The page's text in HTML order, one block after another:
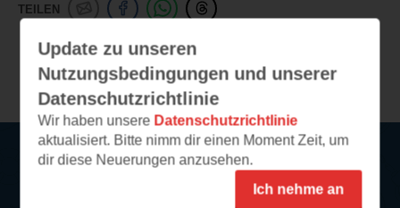
TEILEN
Weitere Leseeindrücke
Update zu unseren
Nutzungsbedingungen und unserer
Datenschutzrichtlinie
Wir haben unsere Datenschutzrichtlinie
aktualisiert. Bitte nimm dir einen Moment Zeit, um
dir diese Neuerungen anzusehen.
Ich nehme an